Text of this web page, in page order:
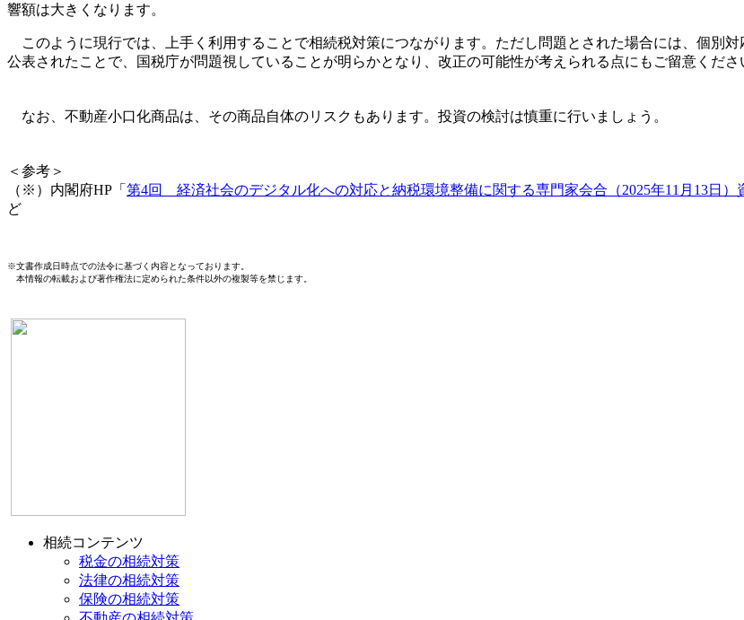
響額は大きくなります。
このように現行では、上手く利用することで相続税対策につながります。ただし問題とされた場合には、個別
公表されたことで、国税庁が問題視していることが明らかとなり、改正の可能性が考えられる点にもご留意くださ
なお、不動産小口化商品は、その商品自体のリスクもあります。投資の検討は慎重に行いましょう。
＜参考＞
（※）内閣府HP「 第4回 経済社会のデジタル化への対応と納税環境整備に関する専門家会合（2025年11月13日
ど
※文書作成日時点での法令に基づく内容となっております。
本情報の転載および著作権法に定められた条件以外の複製等を禁じます。
相続コンテンツ
税金の相続対策
法律の相続対策
保険の相続対策